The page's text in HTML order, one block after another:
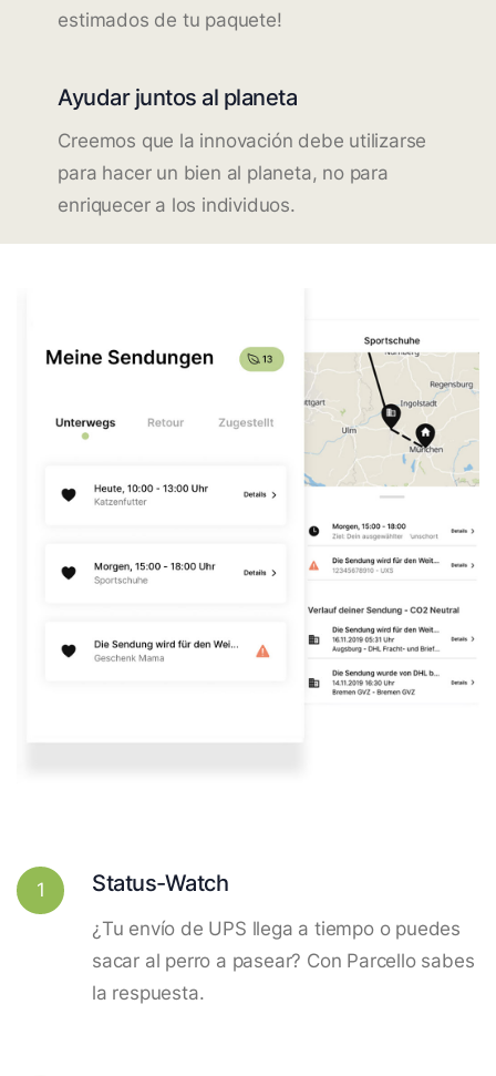
estimados de tu paquete!
Ayudar juntos al planeta
Creemos que la innovación debe utilizarse
para hacer un bien al planeta, no para
enriquecer a los individuos.
1 Status-Watch
¿Tu envío de UPS llega a tiempo o puedes
sacar al perro a pasear? Con Parcello sabes
la respuesta.